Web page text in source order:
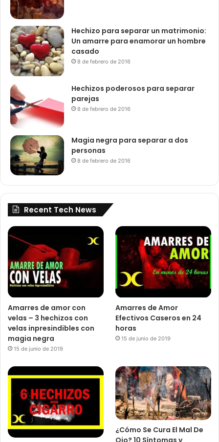
Hechizo para separar un matrimonio:
Un amarre para enamorar un hombre
casado
8 de febrero de 2016
Hechizos poderosos para separar
parejas
8 de febrero de 2016
Magia negra para separar a dos
personas
8 de febrero de 2016
Recent Tech News
Amarres de amor con
velas – 3 hechizos con
velas inpresindibles con
magia negra
15 de junio de 2019
Amarres de Amor
Efectivos Caseros en 24
horas
15 de junio de 2019
¿Cómo Se Cura El Mal De
Ojo? 10 Síntomas y